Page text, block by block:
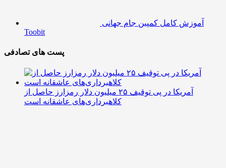
آموزش کامل کمپین جام جهانی
Toobit
پست های تصادفی
آمریکا در پی توقیف ۲۵ میلیون دلار رمزارز حاصل از
کلاهبرداری‌های عاشقانه است